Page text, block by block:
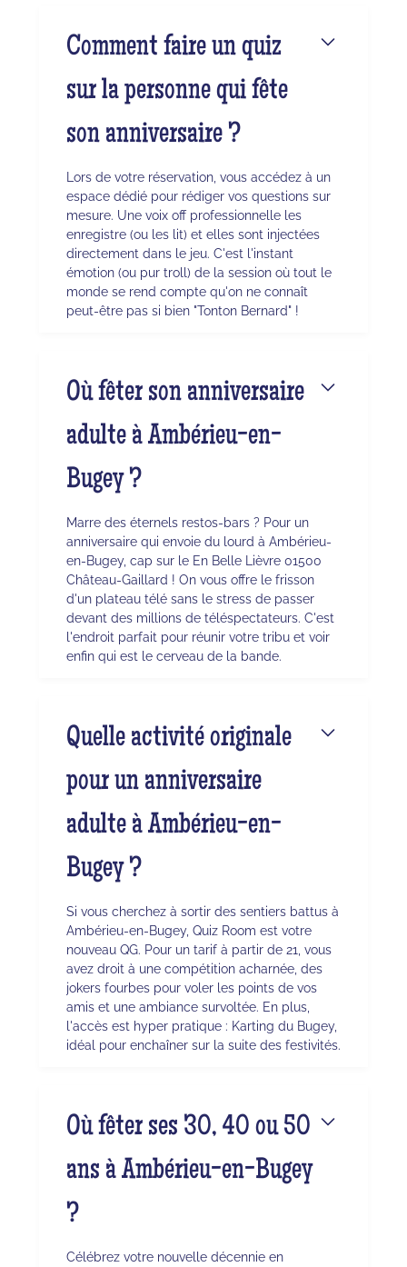
Comment faire un quiz
sur la personne qui fête
son anniversaire ?
Lors de votre réservation, vous accédez à un
espace dédié pour rédiger vos questions sur
mesure. Une voix off professionnelle les
enregistre (ou les lit) et elles sont injectées
directement dans le jeu. C'est l'instant
émotion (ou pur troll) de la session où tout le
monde se rend compte qu'on ne connaît
peut-être pas si bien "Tonton Bernard" !
Où fêter son anniversaire
adulte à Ambérieu-en-
Bugey ?
Marre des éternels restos-bars ? Pour un
anniversaire qui envoie du lourd à Ambérieu-
en-Bugey, cap sur le En Belle Lièvre 01500
Château-Gaillard ! On vous offre le frisson
d'un plateau télé sans le stress de passer
devant des millions de téléspectateurs. C'est
l'endroit parfait pour réunir votre tribu et voir
enfin qui est le cerveau de la bande.
Quelle activité originale
pour un anniversaire
adulte à Ambérieu-en-
Bugey ?
Si vous cherchez à sortir des sentiers battus à
Ambérieu-en-Bugey, Quiz Room est votre
nouveau QG. Pour un tarif à partir de 21, vous
avez droit à une compétition acharnée, des
jokers fourbes pour voler les points de vos
amis et une ambiance survoltée. En plus,
l'accès est hyper pratique : Karting du Bugey,
idéal pour enchaîner sur la suite des festivités.
Où fêter ses 30, 40 ou 50
ans à Ambérieu-en-Bugey
?
Célébrez votre nouvelle décennie en